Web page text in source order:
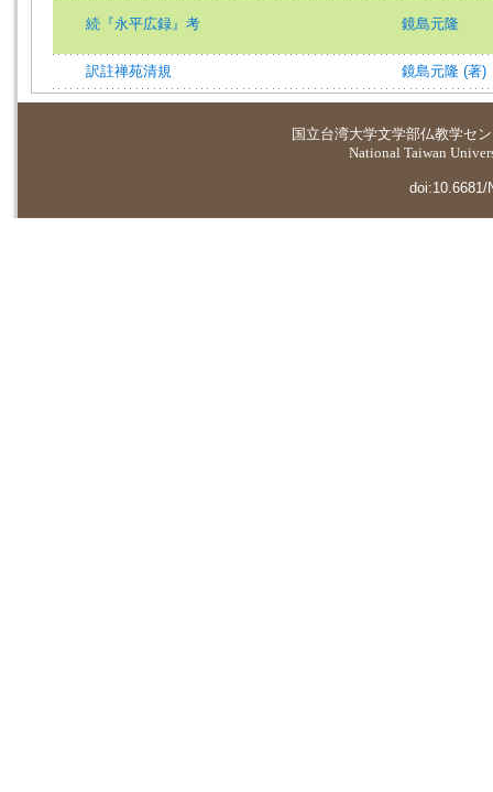
続『永平広録』考 鏡島元隆
訳註禅苑清規 鏡島元隆 (著)
国立台湾大学文学部仏教学セ
National Taiwan
doi:10.6681/